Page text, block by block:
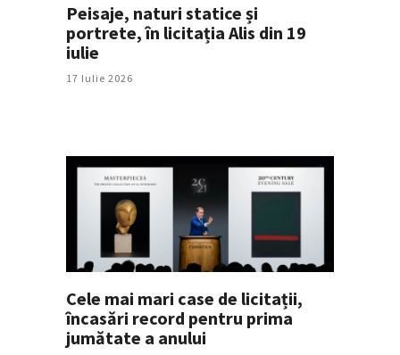
Peisaje, naturi statice și
portrete, în licitația Alis din 19
iulie
17 Iulie 2026
Cele mai mari case de licitații,
încasări record pentru prima
jumătate a anului